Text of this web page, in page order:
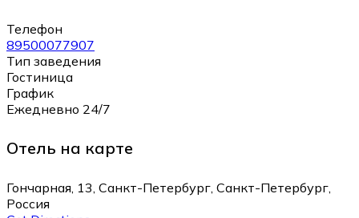
Телефон
89500077907
Тип заведения
Гостиница
График
Ежедневно 24/7
Отель на карте
Гончарная, 13, Санкт-Петербург, Санкт-Петербург,
Россия